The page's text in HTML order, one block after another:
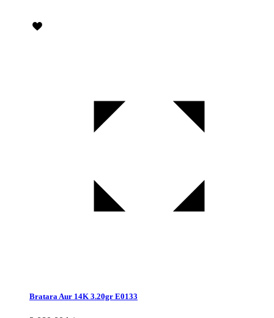
Bratara Aur 14K 3.20gr E0133